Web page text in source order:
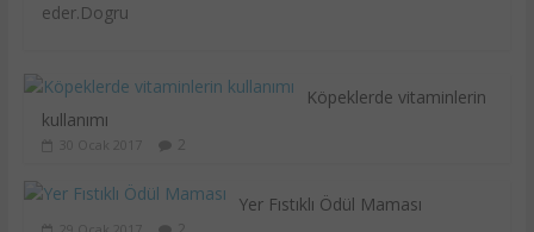
eder.Dogru
Köpeklerde vitaminlerin
kullanımı
Yer Fıstıklı Ödül Maması